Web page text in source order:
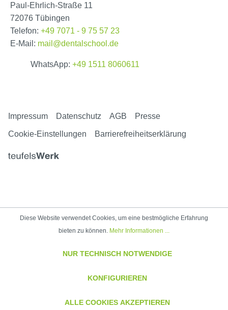
Paul-Ehrlich-Straße 11
72076 Tübingen
Telefon: +49 7071 - 9 75 57 23
E-Mail: mail@dentalschool.de
WhatsApp: +49 1511 8060611
Impressum Datenschutz AGB
Presse
Cookie-Einstellungen
Barrierefreiheitserklärung
Diese Website verwendet Cookies, um eine bestmögliche Erfahrung
bieten zu können. Mehr Informationen ...
NUR TECHNISCH NOTWENDIGE
KONFIGURIEREN
ALLE COOKIES AKZEPTIEREN